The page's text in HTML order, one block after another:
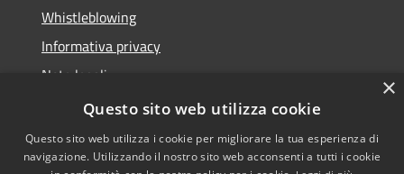
Whistleblowing
Informativa privacy
Note legali
Dichiarazione di accessibilità
×
Questo sito web utilizza cookie
Questo sito web utilizza i cookie per migliorare la tua esperienza di
navigazione. Utilizzando il nostro sito web acconsenti a tutti i cookie